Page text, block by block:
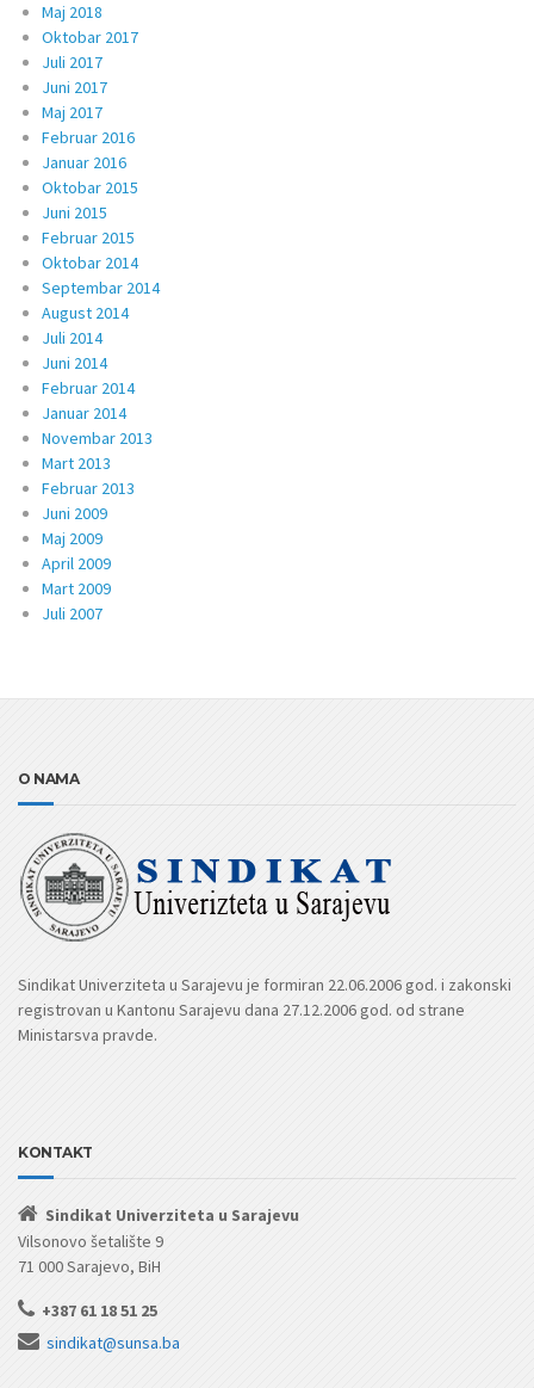
Maj 2018
Oktobar 2017
Juli 2017
Juni 2017
Maj 2017
Februar 2016
Januar 2016
Oktobar 2015
Juni 2015
Februar 2015
Oktobar 2014
Septembar 2014
August 2014
Juli 2014
Juni 2014
Februar 2014
Januar 2014
Novembar 2013
Mart 2013
Februar 2013
Juni 2009
Maj 2009
April 2009
Mart 2009
Juli 2007
O NAMA
Sindikat Univerziteta u Sarajevu je formiran 22.06.2006 god. i zakonski
registrovan u Kantonu Sarajevu dana 27.12.2006 god. od strane
Ministarsva pravde.
KONTAKT
Sindikat Univerziteta u Sarajevu
Vilsonovo šetalište 9
71 000 Sarajevo, BiH
+387 61 18 51 25
sindikat@sunsa.ba